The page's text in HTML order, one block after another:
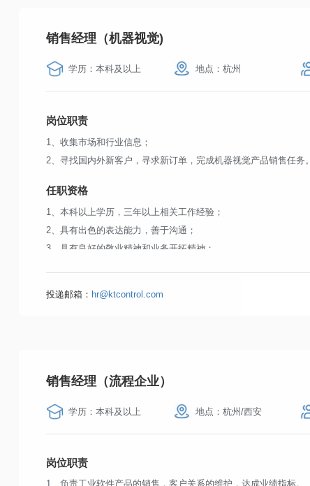
销售经理（机器视觉)
学历：本科及以上 地点：杭州
岗位职责
1、收集市场和行业信息；
2、寻找国内外新客户，寻求新订单，完成机器视觉产品销售任务。
任职资格
1、本科以上学历，三年以上相关工作经验；
2、具有出色的表达能力，善于沟通；
3、具有良好的敬业精神和业务开拓精神；
投递邮箱： hr@ktcontrol.com
销售经理（流程企业）
学历：本科及以上 地点：杭州/西安
岗位职责
1、负责工业软件产品的销售，客户关系的维护，达成业绩指标。